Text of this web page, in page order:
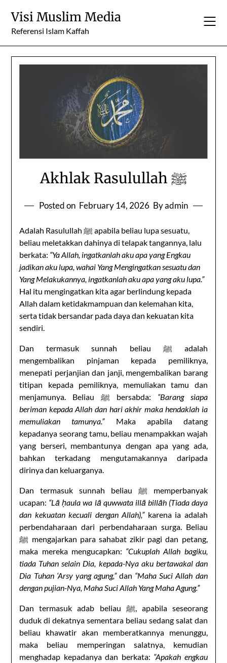
content
Visi Muslim Media
Referensi Islam Kaffah
Akhlak Rasulullah ﷺ
Posted on February 14, 2026 By admin
Adalah Rasulullah ﷺ apabila beliau lupa sesuatu,
beliau meletakkan dahinya di telapak tangannya, lalu
berkata: “Ya Allah, ingatkanlah aku apa yang Engkau
jadikan aku lupa, wahai Yang Mengingatkan sesuatu dan
Yang Melakukannya, ingatkanlah aku apa yang aku lupa.”
Hal itu mengingatkan kita agar berlindung kepada
Allah dalam ketidakmampuan dan kelemahan kita,
serta tidak bersandar pada daya dan kekuatan kita
sendiri.
Dan termasuk sunnah beliau ﷺ adalah
mengembalikan pinjaman kepada pemiliknya,
menepati perjanjian dan janji, mengembalikan barang
titipan kepada pemiliknya, memuliakan tamu dan
menjamunya. Beliau ﷺ bersabda: “Barang siapa
beriman kepada Allah dan hari akhir maka hendaklah ia
memuliakan tamunya.”Maka apabila datang
kepadanya seorang tamu, beliau menampakkan wajah
yang berseri, membantunya dengan apa yang ada,
bahkan terkadang mengutamakannya daripada
dirinya dan keluarganya.
Dan termasuk sunnah beliau ﷺ memperbanyak
ucapan: “Lā ḥaula wa lā quwwata illā billāh (Tiada daya
dan kekuatan kecuali dengan Allah),”karena ia adalah
perbendaharaan dari perbendaharaan surga. Beliau
ﷺ mengajarkan para sahabat zikir pagi dan petang,
maka mereka mengucapkan: “Cukuplah Allah bagiku,
tiada Tuhan selain Dia, kepada-Nya aku bertawakal dan
Dia Tuhan ‘Arsy yang agung,”dan “Maha Suci Allah dan
dengan pujian-Nya, Maha Suci Allah Yang Maha Agung.”
Dan termasuk adab beliau ﷺ, apabila seseorang
duduk di dekatnya sementara beliau sedang salat dan
beliau khawatir akan memberatkannya menunggu,
maka beliau memperingan salatnya, kemudian
menghadap kepadanya dan berkata: “Apakah engkau